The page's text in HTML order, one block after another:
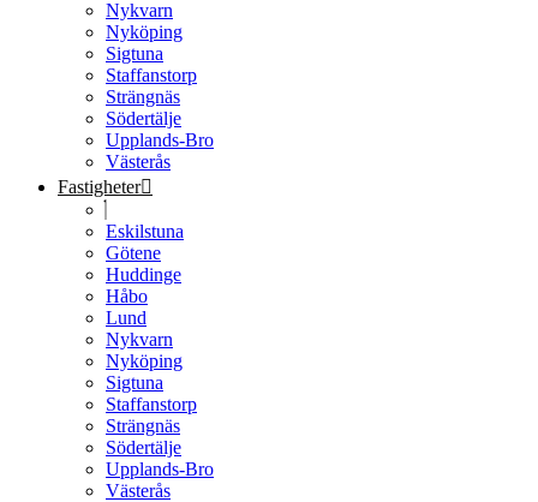
Nykvarn
Nyköping
Sigtuna
Staffanstorp
Strängnäs
Södertälje
Upplands-Bro
Västerås
Fastigheter
Eskilstuna
Götene
Huddinge
Håbo
Lund
Nykvarn
Nyköping
Sigtuna
Staffanstorp
Strängnäs
Södertälje
Upplands-Bro
Västerås